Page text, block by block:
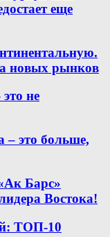
еще
новых рынков
не
– это больше,
Барс»
Востока!
ТОП-10